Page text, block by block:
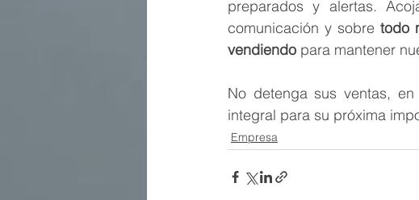
preparados y alertas.
comunicación y sobre todo
vendiendo para mantener
No detenga sus ventas, en
integral para su próxima
Empresa